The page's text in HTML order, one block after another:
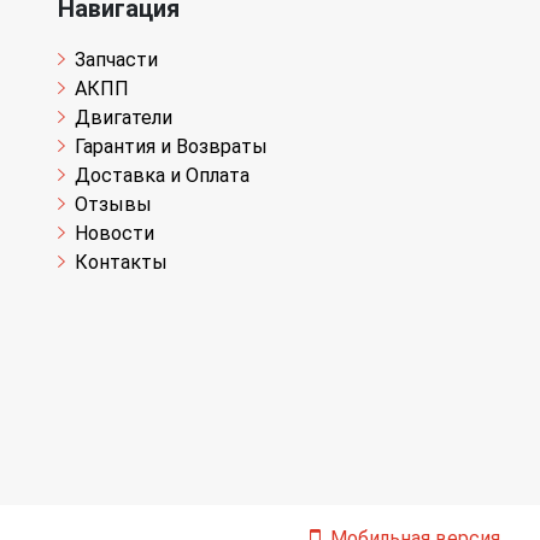
Навигация
Запчасти
АКПП
Двигатели
Гарантия и Возвраты
Доставка и Оплата
Отзывы
Новости
Контакты